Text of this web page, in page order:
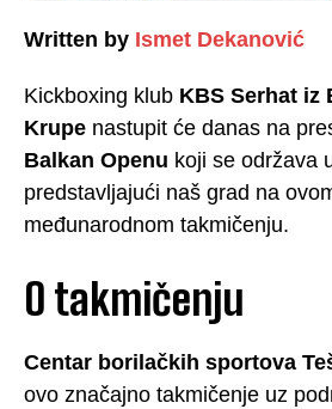
Written by Ismet Dekanović
Kickboxing klub KBS Serhat iz
Krupe nastupit će danas na
Balkan Openu koji se održava
predstavljajući naš grad na
međunarodnom takmičenju.
O takmičenju
Centar borilačkih sportova
ovo značajno takmičenje uz